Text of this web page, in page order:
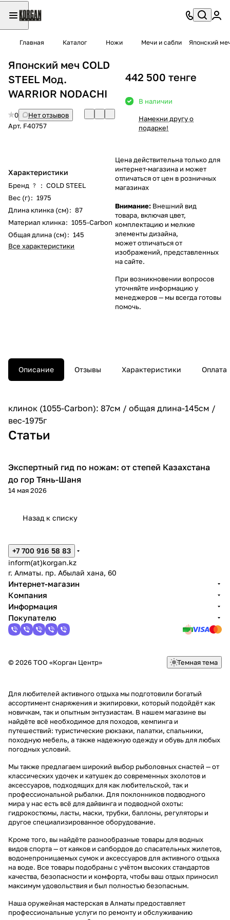
Главная Каталог Ножи Mечи и сабли Японский
Японский меч COLD
STEEL Мод.
WARRIOR NODACHI
0
Нет отзывов
Арт. F40757
Характеристики
Бренд ? : COLD STEEL
Вес (г): 1975
Длина клинка (см): 87
Материал клинка: 1055-Carbon
Общая длина (см): 145
Все характеристики
442 500 тенге
В наличии
Намекни другу о
подарке!
Цена действительна только для
интернет-магазина и может
отличаться от цен в розничных
магазинах
Внимание: Внешний вид
товара, включая цвет,
комплектацию и мелкие
элементы дизайна,
может отличаться от
изображений, представленных
на сайте.
При возникновении вопросов
уточняйте информацию у
менеджеров— мы всегда готовы
помочь.
Описание Отзывы Характеристики Оплата
клинок (1055-Carbon): 87см / общая длина-145см /
вес-1975г
Статьи
Обзоры товаров
Экспертный гид по ножам: от степей Казахстана
до гор Тянь-Шаня
14 мая 2026
Назад к списку
+7 700 916 58 83
inform(at)korgan.kz
г. Алматы. пр. Абылай хана, 60
Интернет-магазин
Компания
Информация
Покупателю
© 2026 ТОО «Корган Центр» Темная тема
Для любителей активного отдыха мы подготовили богатый
ассортимент снаряжения и экипировки, который подойдёт как
новичкам, так и опытным энтузиастам. В нашем магазине вы
найдёте всё необходимое для походов, кемпинга и
путешествий: туристические рюкзаки, палатки, спальники,
походную мебель, а также надежную одежду и обувь для любых
погодных условий.
Мы также предлагаем широкий выбор рыболовных снастей — от
классических удочек и катушек до современных эхолотов и
аксессуаров, подходящих для как любительской, так и
профессиональной рыбалки. Для поклонников подводного
мира у нас есть всё для дайвинга и подводной охоты:
гидрокостюмы, ласты, маски, трубки, баллоны, регуляторы и
другое специализированное оборудование.
Кроме того, вы найдёте разнообразные товары для водных
видов спорта — от каяков и сапбордов до спасательных жилетов,
водонепроницаемых сумок и аксессуаров для активного отдыха
на воде. Все товары подобраны с учётом высоких стандартов
качества, безопасности и комфорта, чтобы ваш отдых приносил
максимум удовольствия и был полностью безопасным.
Наша оружейная мастерская в Алматы предоставляет
профессиональные услуги по ремонту и обслуживанию